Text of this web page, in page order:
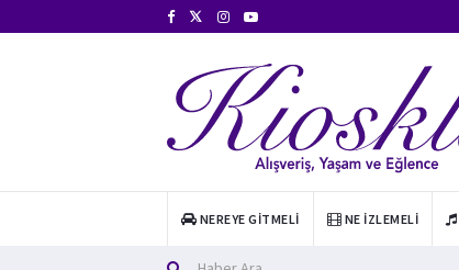
NEREYE GITMELI NE İZLEMELI